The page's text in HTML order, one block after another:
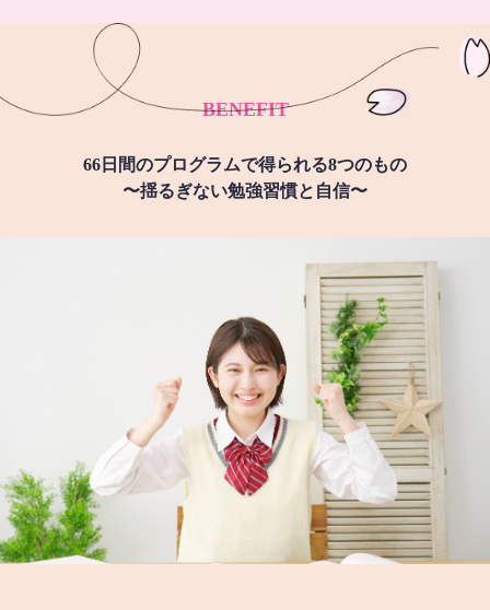
BENEFIT
66日間のプログラムで得られる8つのもの
〜揺るぎない勉強習慣と自信〜